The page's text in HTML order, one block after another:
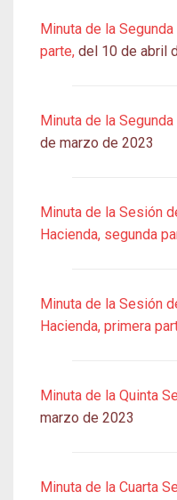
Minuta de la
parte, del 10 de abril
Minuta de la
de marzo de 2023
Minuta de la Sesión
Hacienda, segunda
Minuta de la Sesión
Hacienda, primera
Minuta de la Quinta
marzo de 2023
Minuta de la Cuarta